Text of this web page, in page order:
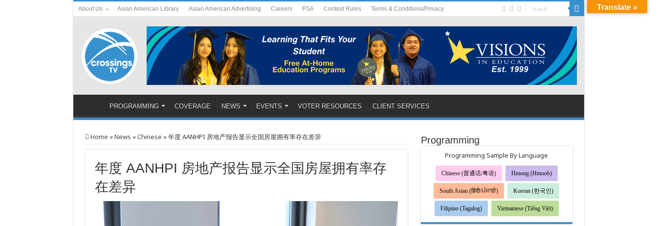
About Us Asian American Library Asian American Advertising Careers PSA Contest Rules Terms & Conditions/Privacy
PROGRAMMING COVERAGE NEWS EVENTS VOTER RESOURCES CLIENT SERVICES
Home »News »Chinese »年度 AANHPI 房地产报告显示全国房屋拥有率存在差异
年度 AANHPI 房地产报告显示全国房屋拥有率存
在差异
Programming
Programming Sample By Language
Chinese (普通话/粤语) Hmong (Hmoob)
South Asian (हिंदी/ਪੰਜਾਬੀ) Korean (한국인)
Filipino (Tagalog) Vietnamese (Tiếng Việt)
Translate »